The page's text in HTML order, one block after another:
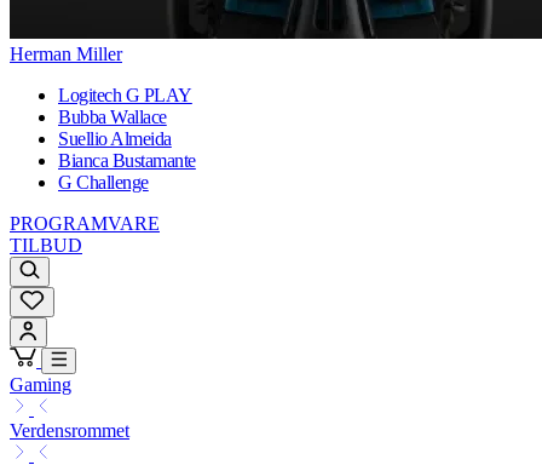
Herman Miller
Logitech G PLAY
Bubba Wallace
Suellio Almeida
Bianca Bustamante
G Challenge
PROGRAMVARE
TILBUD
Gaming
Verdensrommet